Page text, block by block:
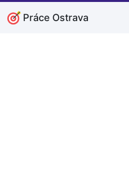
Práce Ostrava